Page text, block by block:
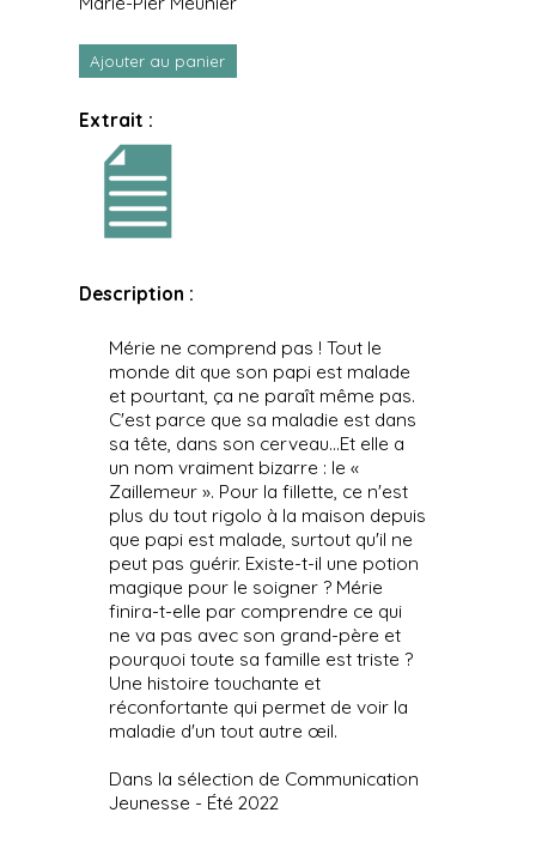
Ajouter au panier
Extrait :
Description :
Mérie ne comprend pas ! Tout le
monde dit que son papi est malade
et pourtant, ça ne paraît même pas.
C'est parce que sa maladie est dans
sa tête, dans son cerveau…Et elle a
un nom vraiment bizarre : le «
Zaillemeur ». Pour la fillette, ce n'est
plus du tout rigolo à la maison depuis
que papi est malade, surtout qu'il ne
peut pas guérir. Existe-t-il une potion
magique pour le soigner ? Mérie
finira-t-elle par comprendre ce qui
ne va pas avec son grand-père et
pourquoi toute sa famille est triste ?
Une histoire touchante et
réconfortante qui permet de voir la
maladie d'un tout autre œil.
Dans la sélection de Communication
Jeunesse - Été 2022